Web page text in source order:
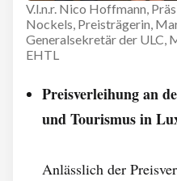
V.l.n.r. Nico Hoffmann,
Nockels, Preisträgerin,
Generalsekretär der ULC,
EHTL
Preisverleihung an
und Tourismus in
Anlässlich der